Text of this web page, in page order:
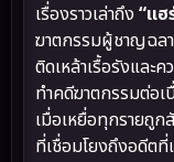
เรื่องราวเล่าถึง “แ
ฆาตกรรมผู้ชาญฉล
ติดเหล้าเรื้อรังและ
ทำคดีฆาตกรรมต่อ
เมื่อเหยื่อทุกรายถูก
ที่เชื่อมโยงถึงอดีต